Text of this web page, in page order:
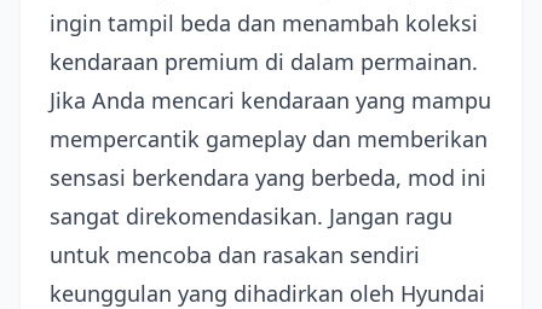
ingin tampil beda dan menambah koleksi
kendaraan premium di dalam permainan.
Jika Anda mencari kendaraan yang mampu
mempercantik gameplay dan memberikan
sensasi berkendara yang berbeda, mod ini
sangat direkomendasikan. Jangan ragu
untuk mencoba dan rasakan sendiri
keunggulan yang dihadirkan oleh Hyundai